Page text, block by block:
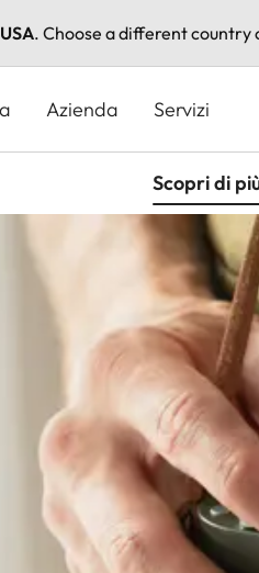
USA. Choose a different
Azienda Servizi
Scopri di